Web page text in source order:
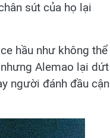
sút của họ lại
hầu như không thể
Alemao lại dứt
người đánh đầu cận